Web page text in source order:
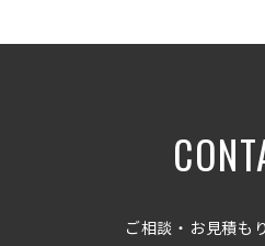
ご相談・お見積も